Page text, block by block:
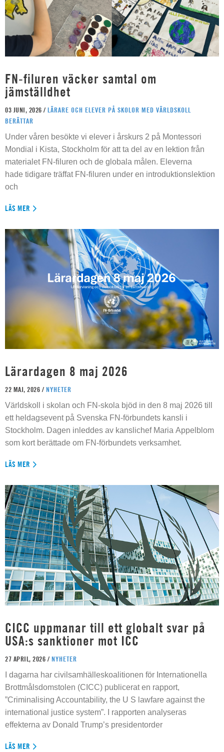
FN-filuren väcker samtal om
jämställdhet
03 JUNI, 2026 / LÄRARE OCH ELEVER PÅ SKOLOR MED VÄRLDSKOLL
BERÄTTAR
Under våren besökte vi elever i årskurs 2 på Montessori
Mondial i Kista, Stockholm för att ta del av en lektion från
materialet FN-filuren och de globala målen. Eleverna
hade tidigare träffat FN-filuren under en introduktionslektion
och
LÄS MER
Lärardagen 8 maj 2026
22 MAJ, 2026 / NYHETER
Världskoll i skolan och FN-skola bjöd in den 8 maj 2026 till
ett heldagsevent på Svenska FN-förbundets kansli i
Stockholm. Dagen inleddes av kanslichef Maria Appelblom
som kort berättade om FN-förbundets verksamhet.
LÄS MER
CICC uppmanar till ett globalt svar på
USA:s sanktioner mot ICC
27 APRIL, 2026 / NYHETER
I dagarna har civilsamhälleskoalitionen för Internationella
Brottmålsdomstolen (CICC) publicerat en rapport,
”Criminalising Accountability, the U S lawfare against the
international justice system”. I rapporten analyseras
effekterna av Donald Trump’s presidentorder
LÄS MER